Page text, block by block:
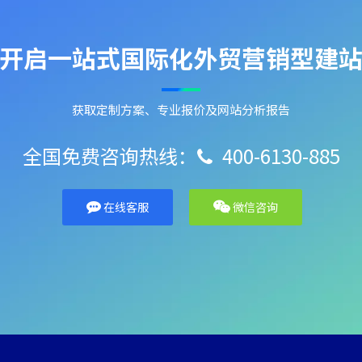
启一站式国际化外贸营销型建
获取定制方案、专业报价及网站分析报告
全国免费咨询热线：  400-6130-885
在线客服 微信咨询